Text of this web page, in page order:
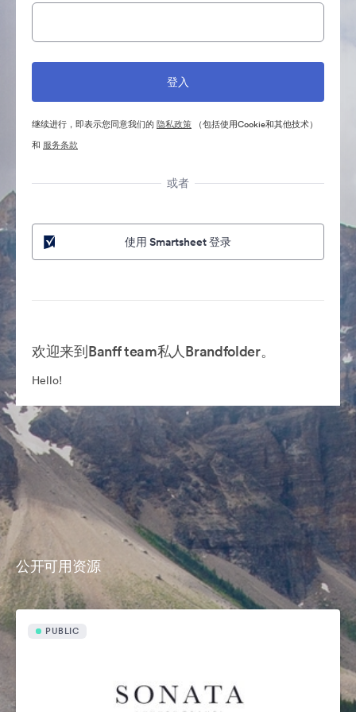
继续进行，即表示您同意我们的 隐私政策 （包括使用Cookie和其他技术）
和 服务条款
或者
使用 Smartsheet 登录
欢迎来到Banff team私人Brandfolder。
Hello!
公开可用资源
PUBLIC